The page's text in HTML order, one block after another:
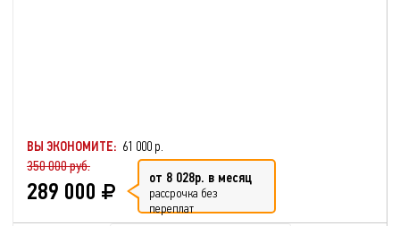
ВЫ ЭКОНОМИТЕ: 61 000 р.
350 000 руб.
289 000 от 8 028р. в месяц
рассрочка без
переплат